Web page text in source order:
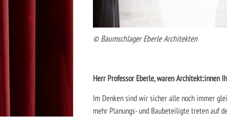
© Baumschlager Eberle Architekten
Herr Professor Eberle, waren Architekt:innen
Im Denken sind wir sicher alle noch immer
mehr Planungs- und Baubeteiligte treten auf